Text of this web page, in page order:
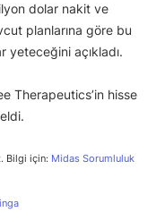
dolar nakit ve
planlarına göre bu
yeteceğini açıkladı.
Therapeutics’in hisse
Bilgi için: Midas Sorumluluk